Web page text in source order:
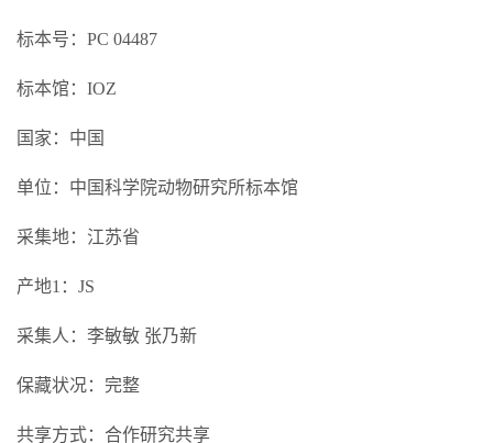
标本号：PC 04487
标本馆：IOZ
国家：中国
单位：中国科学院动物研究所标本馆
采集地：江苏省
产地1：JS
采集人：李敏敏 张乃新
保藏状况：完整
共享方式：合作研究共享